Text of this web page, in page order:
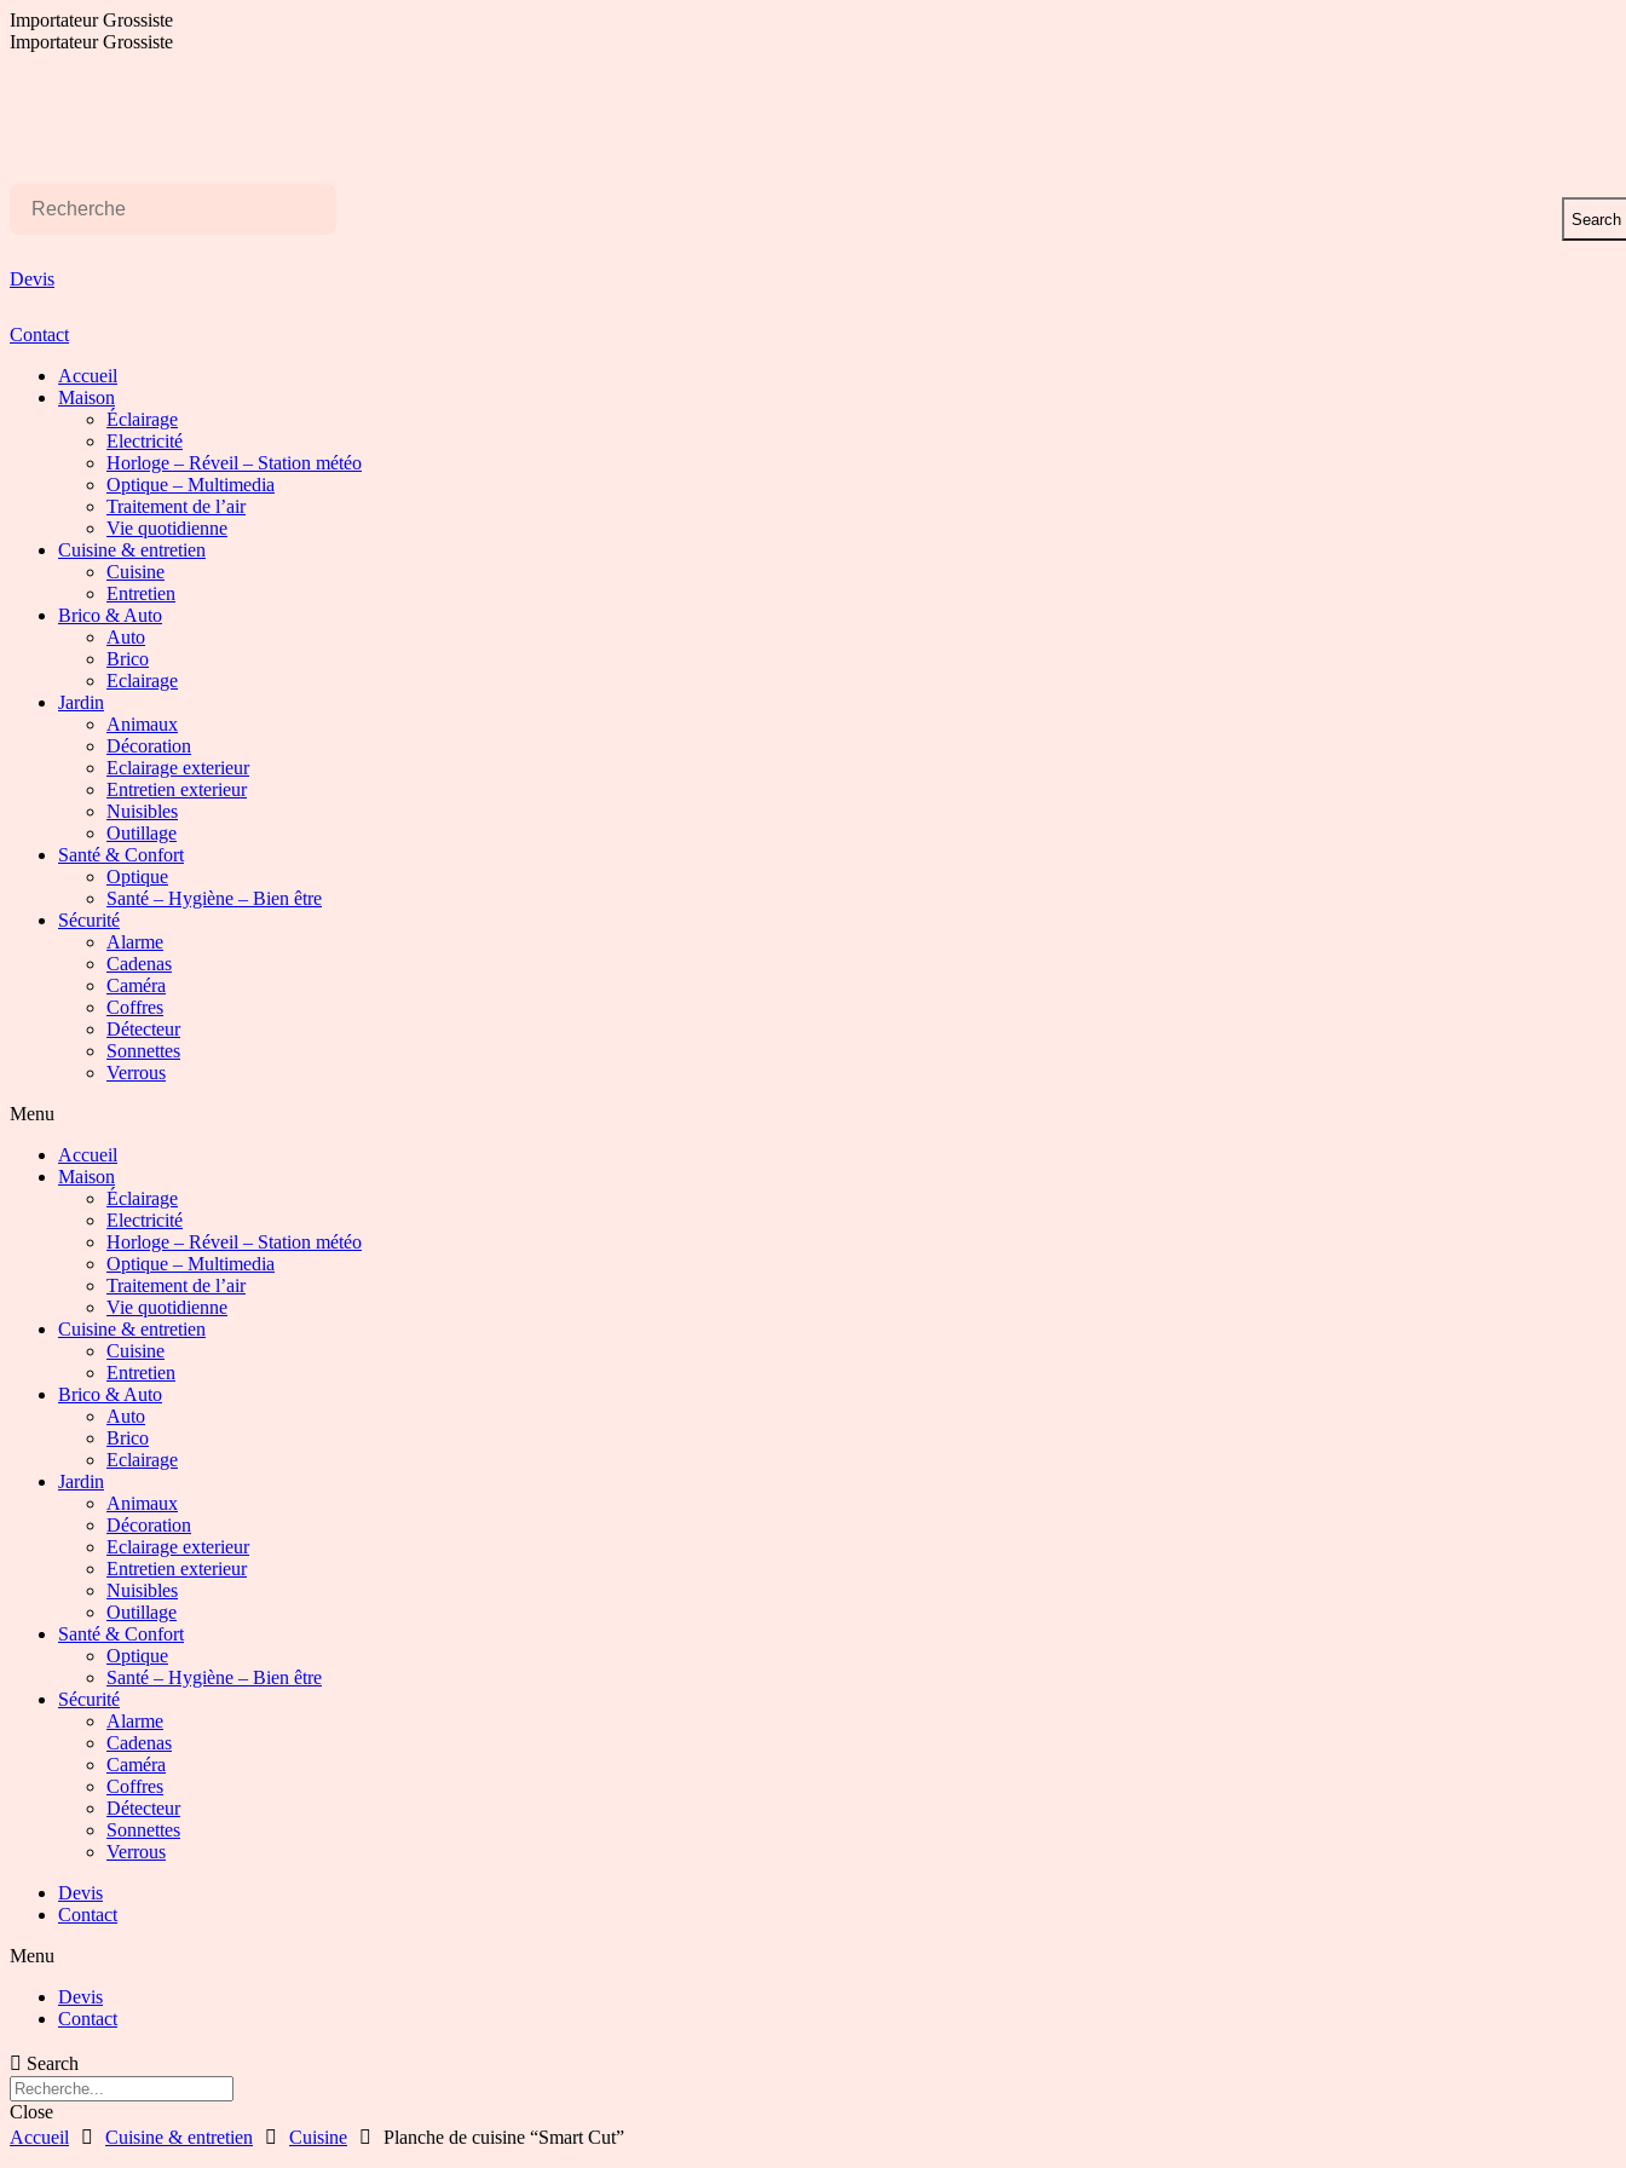
Aller
au
Importateur Grossiste
Importateur Grossiste
Search
Devis
Contact
Accueil
Maison
Éclairage
Electricité
Horloge – Réveil – Station météo
Optique – Multimedia
Traitement de l’air
Vie quotidienne
Cuisine & entretien
Cuisine
Entretien
Brico & Auto
Auto
Brico
Eclairage
Jardin
Animaux
Décoration
Eclairage exterieur
Entretien exterieur
Nuisibles
Outillage
Santé & Confort
Optique
Santé – Hygiène – Bien être
Sécurité
Alarme
Cadenas
Caméra
Coffres
Détecteur
Sonnettes
Verrous
Menu
Accueil
Maison
Éclairage
Electricité
Horloge – Réveil – Station météo
Optique – Multimedia
Traitement de l’air
Vie quotidienne
Cuisine & entretien
Cuisine
Entretien
Brico & Auto
Auto
Brico
Eclairage
Jardin
Animaux
Décoration
Eclairage exterieur
Entretien exterieur
Nuisibles
Outillage
Santé & Confort
Optique
Santé – Hygiène – Bien être
Sécurité
Alarme
Cadenas
Caméra
Coffres
Détecteur
Sonnettes
Verrous
Devis
Contact
Menu
Devis
Contact
Search
Close
Accueil
Cuisine & entretien Cuisine Planche de cuisine “Smart Cut”